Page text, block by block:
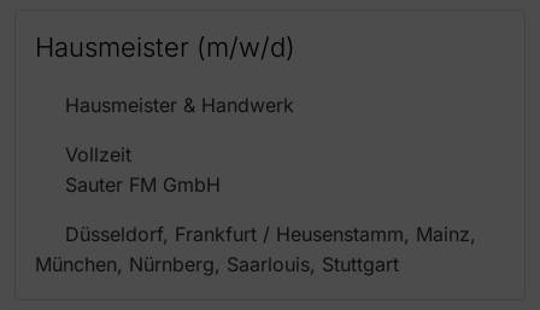
Hausmeister (m/w/d)
Hausmeister & Handwerk
Vollzeit
Sauter FM GmbH
Düsseldorf, Frankfurt / Heusenstamm, Mainz,
München, Nürnberg, Saarlouis, Stuttgart